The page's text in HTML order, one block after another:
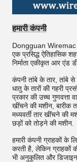
हमारी कंपनी
Dongguan Wiremac
एक प्रसिद्ध ऐतिहासिक
निर्माता एकीकृत आर एंड
कंपनी तांबे के तार, तांबे
धातु के तारों की गहरी
प्रकार की उच्च गुणवत्ता
खींचने की मशीन, बारीक
मध्यवर्ती तार खींचने की
छड़ों को तोड़ने की मशीन.
हमारी कंपनी ग्राहकों के
करती है, लेकिन
भी अनुकूलित और